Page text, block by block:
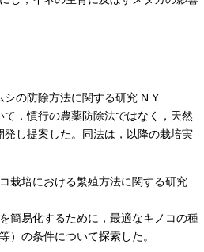
の防除方法に関する研究 N.Y.
，慣行の農薬防除法ではなく，天然
し提案した。同法は，以降の栽培実
栽培における繁殖方法に関する研究
簡易化するために，最適なキノコの種
）の条件について探索した。